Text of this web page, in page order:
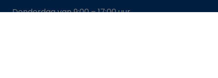
Donderdag van 9:00 – 17:00 uur